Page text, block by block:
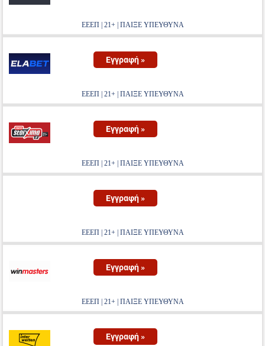
ΕΕΕΠ | 21+ | ΠΑΙΞΕ ΥΠΕΥΘΥΝΑ
Εγγραφή »
ΕΕΕΠ | 21+ | ΠΑΙΞΕ ΥΠΕΥΘΥΝΑ
Εγγραφή »
ΕΕΕΠ | 21+ | ΠΑΙΞΕ ΥΠΕΥΘΥΝΑ
Εγγραφή »
ΕΕΕΠ | 21+ | ΠΑΙΞΕ ΥΠΕΥΘΥΝΑ
Εγγραφή »
ΕΕΕΠ | 21+ | ΠΑΙΞΕ ΥΠΕΥΘΥΝΑ
Εγγραφή »